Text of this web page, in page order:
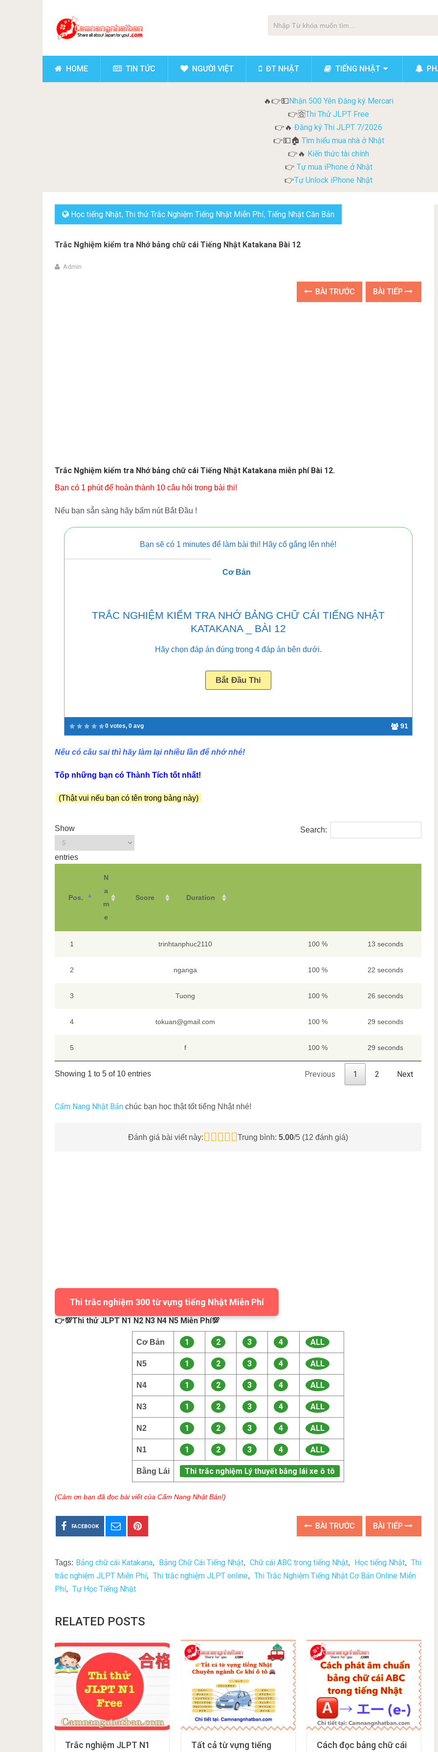
HOME TIN TỨC NGƯỜI VIỆT ĐT NHẬT TIẾNG NHẬT
🔥👉💵Nhận 500 Yên Đăng ký Mercari
👉🈴Thi Thử JLPT Free
👉🔥 Đăng ký Thi JLPT 7/2026
👉💵🏠 Tìm hiểu mua nhà ở Nhật
👉🔥 Kiến thức tài chính
👉 Tự mua iPhone ở Nhật
👉Tự Unlock iPhone Nhật
Học tiếng Nhật, Thi thử Trắc Nghiệm Tiếng Nhật Miễn Phí, Tiếng Nhật Căn Bản
Trắc Nghiệm kiểm tra Nhớ bảng chữ cái Tiếng Nhật Katakana Bài 12
Admin
BÀI TRƯỚC BÀI TIẾP
Trắc Nghiệm kiểm tra Nhớ bảng chữ cái Tiếng Nhật Katakana miễn phí Bài 12.
Bạn có 1 phút để hoàn thành 10 câu hỏi trong bài thi!
Nếu bạn sẵn sàng hãy bấm nút Bắt Đầu !
0 votes, 0 avg 91
Bạn sẽ có 1 minutes để làm bài thi! Hãy cố gắng lên nhé!
Cơ Bản
TRẮC NGHIỆM KIỂM TRA NHỚ BẢNG CHỮ CÁI TIẾNG NHẬT
KATAKANA _ BÀI 12
Hãy chọn đáp án đúng trong 4 đáp án bên dưới.
Nếu có câu sai thì hãy làm lại nhiều lần để nhớ nhé!
Tốp những bạn có Thành Tích tốt nhất!
(Thật vui nếu bạn có tên trong bảng này)
Show
entries
Search:
Pos.
N
a
m
e
Score Duration
1 trinhtanphuc2110 100 % 13 seconds
2 nganga 100 % 22 seconds
3 Tuong 100 % 26 seconds
4 tokuan@gmail.com 100 % 29 seconds
5 f 100 % 29 seconds
Showing 1 to 5 of 10 entries Previous 1 2 Next
Cẩm Nang Nhật Bản chúc bạn học thật tốt tiếng Nhật nhé!
Đánh giá bài viết này: Trung bình:5.00/5 (12 đánh giá)
Thi trắc nghiệm 300 từ vựng tiếng Nhật Miễn Phí
👉💯Thi thử JLPT N1 N2 N3 N4 N5 Miễn Phí💯
Cơ Bản 1 2 3 4 ALL
N5 1 2 3 4 ALL
N4 1 2 3 4 ALL
N3 1 2 3 4 ALL
N2 1 2 3 4 ALL
N1 1 2 3 4 ALL
Bằng Lái Thi trắc nghiệm Lý thuyết bằng lái xe ô tô
(Cảm ơn bạn đã đọc bài viết của Cẩm Nang Nhật Bản!)
FACEBOOK BÀI TRƯỚC BÀI TIẾP
Tags: Bảng chữ cái Katakana, Bảng Chữ Cái Tiếng Nhật, Chữ cái ABC trong tiếng Nhật, Học tiếng Nhật, Thi
trắc nghiệm JLPT Miễn Phí, Thi trắc nghiệm JLPT online, Thi Trắc Nghiệm Tiếng Nhật Cơ Bản Online Miễn
Phí, Tự Học Tiếng Nhật
RELATED POSTS
Trắc nghiệm JLPT N1
Tất cả từ vựng tiếng
Cách đọc bảng chữ cái